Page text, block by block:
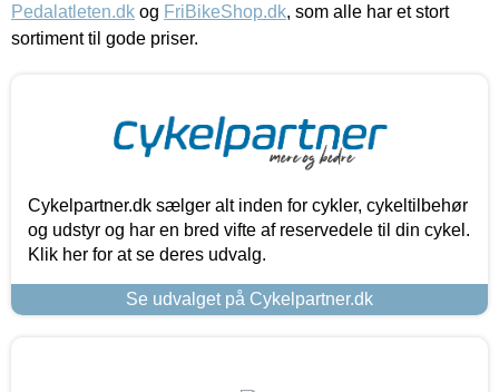
Pedalatleten.dk og FriBikeShop.dk, som alle har et stort
sortiment til gode priser.
Cykelpartner.dk sælger alt inden for cykler, cykeltilbehør
og udstyr og har en bred vifte af reservedele til din cykel.
Klik her for at se deres udvalg.
Se udvalget på Cykelpartner.dk